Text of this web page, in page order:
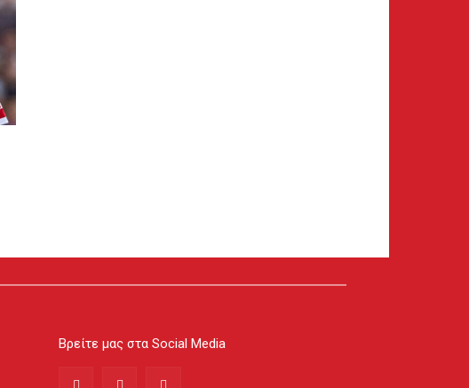
Βρείτε μας στα Social Media